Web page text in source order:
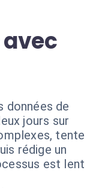
données de
jours sur
tente
rédige un
est lent